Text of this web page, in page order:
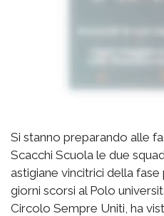
Si stanno preparando alle
Scacchi Scuola le due
astigiane vincitrici della
giorni scorsi al Polo
Circolo Sempre Uniti, ha